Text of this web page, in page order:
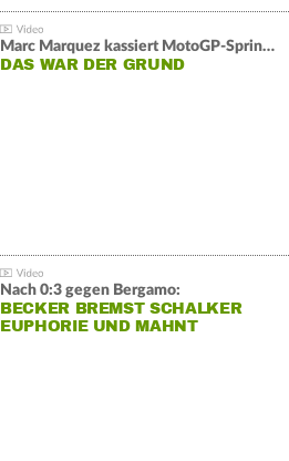
Marc Marquez kassiert MotoGP-Sprint-Schlappe:
DAS WAR DER GRUND
Nach 0:3 gegen Bergamo:
BECKER BREMST SCHALKER
EUPHORIE UND MAHNT